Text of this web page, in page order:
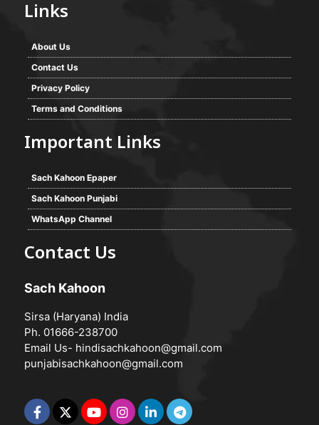
Links
About Us
Contact Us
Privacy Policy
Terms and Conditions
Important Links
Sach Kahoon Epaper
Sach Kahoon Punjabi
WhatsApp Channel
Contact Us
Sach Kahoon
Sirsa (Haryana) India
Ph. 01666-238700
Email Us- hindisachkahoon@gmail.com
punjabisachkahoon@gmail.com